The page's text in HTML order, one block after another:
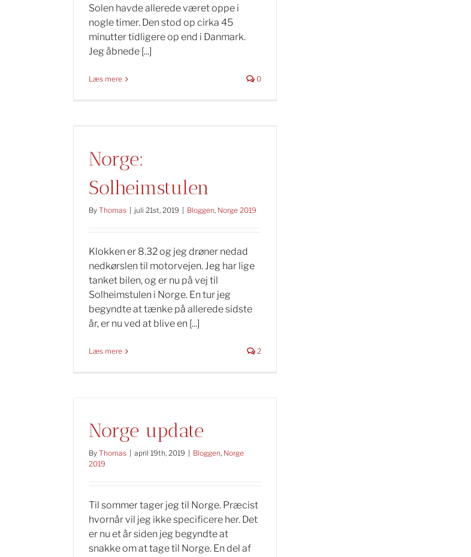
Solen havde allerede været oppe i
nogle timer. Den stod op cirka 45
minutter tidligere op end i Danmark.
Jeg åbnede [...]
Læs mere 0
Norge:
Solheimstulen
By Thomas juli 21st, 2019 Bloggen, Norge 2019
Klokken er 8.32 og jeg drøner nedad
nedkørslen til motorvejen. Jeg har lige
tanket bilen, og er nu på vej til
Solheimstulen i Norge. En tur jeg
begyndte at tænke på allerede sidste
år, er nu ved at blive en [...]
Læs mere 2
Norge update
By Thomas april 19th, 2019 Bloggen, Norge
2019
Til sommer tager jeg til Norge. Præcist
hvornår vil jeg ikke specificere her. Det
er nu et år siden jeg begyndte at
snakke om at tage til Norge. En del af